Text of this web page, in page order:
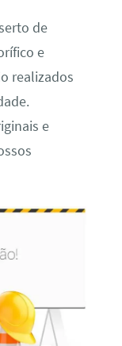
de
e
realizados
e